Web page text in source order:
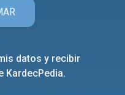
datos y recibir
KardecPedia.